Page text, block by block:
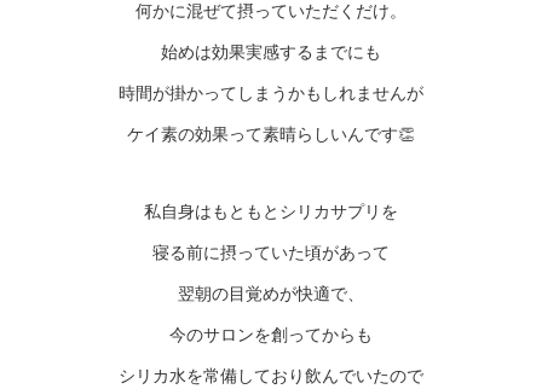
何かに混ぜて摂っていただくだけ。
始めは効果実感するまでにも
時間が掛かってしまうかもしれませんが
ケイ素の効果って素晴らしいんです👏
私自身はもともとシリカサプリを
寝る前に摂っていた頃があって
翌朝の目覚めが快適で、
今のサロンを創ってからも
シリカ水を常備しており飲んでいたので